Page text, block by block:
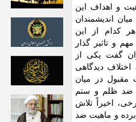
و اهداف این
اندیشمندان
کدام از این
و تاثیر گذار
گفت یکی از
دیدگاهی
مقبول در میان
ضد ظلم و ستم
اخیراً تلاش
برده و ماهیت ضد